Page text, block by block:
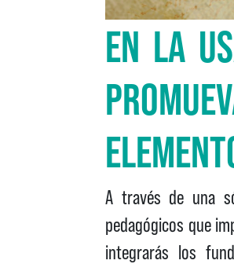
EN LA
A través de una
pedagógicos que
integrarás los